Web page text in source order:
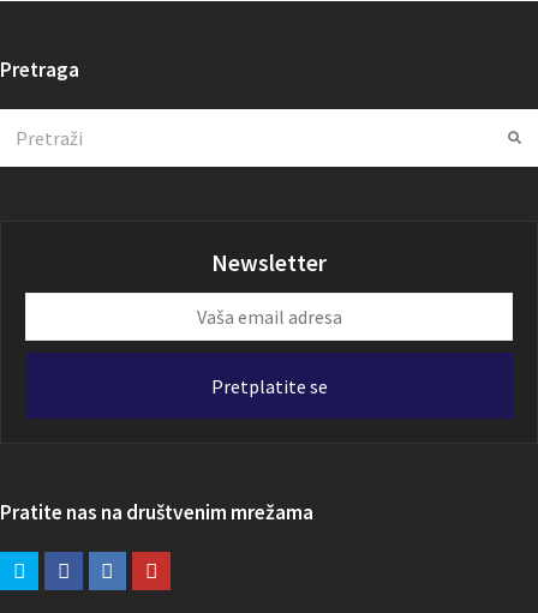
Pretraga
Newsletter
email
Pretplatite se
Pratite nas na društvenim mrežama